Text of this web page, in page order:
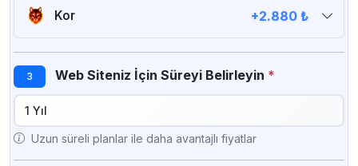
4 Core İşlemci
Kor +2.880 ₺
Sınırsız SSD
Sınırsız Trafik
SSL Sertifikası
Günlük Yedekleme
3 Web Siteniz İçin Süreyi Belirleyin *
Uzun süreli planlar ile daha avantajlı fiyatlar